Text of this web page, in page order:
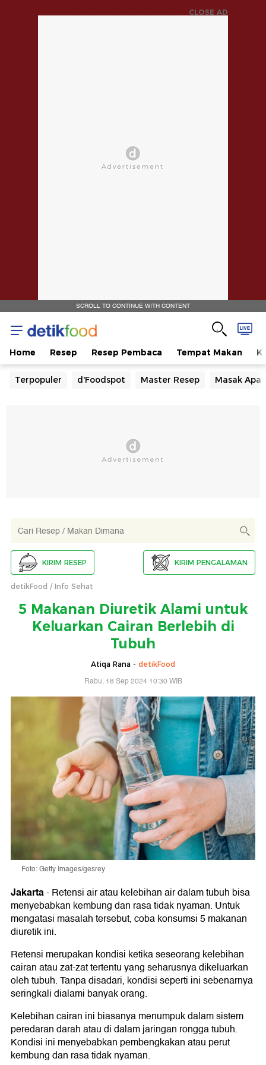
CLOSE AD
SCROLL TO CONTINUE WITH CONTENT
Home Resep Resep Pembaca Tempat Makan
Terpopuler d'Foodspot Master Resep Masak Apa
KIRIM RESEP KIRIM PENGALAMAN
detikFood Info Sehat
5 Makanan Diuretik Alami untuk
Keluarkan Cairan Berlebih di
Tubuh
Atiqa Rana - detikFood
Rabu, 18 Sep 2024 10:30 WIB
Foto: Getty Images/gesrey
Jakarta-Retensi air atau kelebihan air dalam tubuh bisa
menyebabkan kembung dan rasa tidak nyaman. Untuk
mengatasi masalah tersebut, coba konsumsi 5 makanan
diuretik ini.
Retensi merupakan kondisi ketika seseorang kelebihan
cairan atau zat-zat tertentu yang seharusnya dikeluarkan
oleh tubuh. Tanpa disadari, kondisi seperti ini sebenarnya
seringkali dialami banyak orang.
Kelebihan cairan ini biasanya menumpuk dalam sistem
peredaran darah atau di dalam jaringan rongga tubuh.
Kondisi ini menyebabkan pembengkakan atau perut
kembung dan rasa tidak nyaman.